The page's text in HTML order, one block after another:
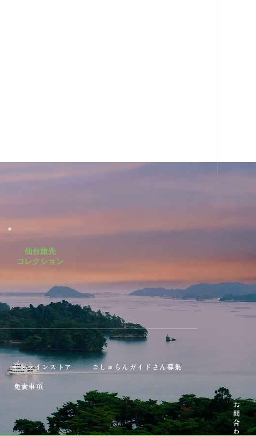
お問合わせ
仙台旅先
​コレクション
オンラインストア
ごしゅらんガイドさん募集
免責事項